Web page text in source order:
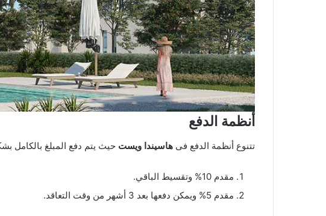
أنظمة الدفع
تتنوع أنظمة الدفع فى هاسيندا ويست حيث يتم دفع المبلغ بالكامل
مقدم 10% وتقسيط الباقي.
مقدم 5% ويمكن دفعها بعد 3 أشهر من وقت التعاقد.